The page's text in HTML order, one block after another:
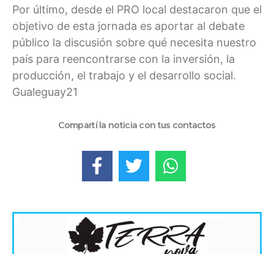
Por último, desde el PRO local destacaron que el
objetivo de esta jornada es aportar al debate
público la discusión sobre qué necesita nuestro
país para reencontrarse con la inversión, la
producción, el trabajo y el desarrollo social.
Gualeguay21
Compartí la noticia con tus contactos